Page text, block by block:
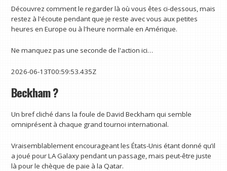
Découvrez comment le regarder là où vous êtes ci-dessous, mais
restez à l'écoute pendant que je reste avec vous aux petites
heures en Europe ou à l'heure normale en Amérique.
Ne manquez pas une seconde de l'action ici…
2026-06-13T00:59:53.435Z
Beckham ?
Un bref cliché dans la foule de David Beckham qui semble
omniprésent à chaque grand tournoi international.
Vraisemblablement encourageant les États-Unis étant donné qu’il
a joué pour LA Galaxy pendant un passage, mais peut-être juste
là pour le chèque de paie à la Qatar.